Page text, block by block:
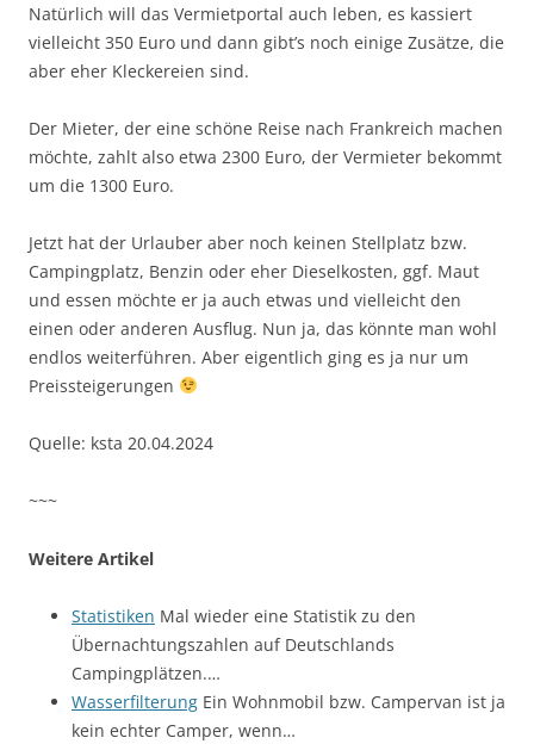
Natürlich will das Vermietportal auch leben, es kassiert
vielleicht 350 Euro und dann gibt’s noch einige Zusätze, die
aber eher Kleckereien sind.
Der Mieter, der eine schöne Reise nach Frankreich machen
möchte, zahlt also etwa 2300 Euro, der Vermieter bekommt
um die 1300 Euro.
Jetzt hat der Urlauber aber noch keinen Stellplatz bzw.
Campingplatz, Benzin oder eher Dieselkosten, ggf. Maut
und essen möchte er ja auch etwas und vielleicht den
einen oder anderen Ausflug. Nun ja, das könnte man wohl
endlos weiterführen. Aber eigentlich ging es ja nur um
Preissteigerungen
Quelle: ksta 20.04.2024
~~~
Weitere Artikel
Statistiken Mal wieder eine Statistik zu den
Übernachtungszahlen auf Deutschlands
Campingplätzen.…
Wasserfilterung Ein Wohnmobil bzw. Campervan ist ja
kein echter Camper, wenn…